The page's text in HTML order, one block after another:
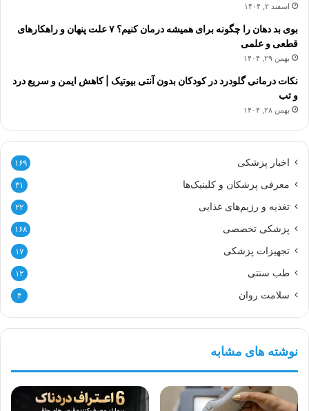
اسفند ۲, ۱۴۰۴
بوی بد دهان را چگونه برای همیشه درمان کنیم؟ ۷ علت پنهان و راهکارهای
قطعی و علمی
بهمن ۲۹, ۱۴۰۴
نکات درمانی گلودرد در کودکان بدون آنتی بیوتیک | کاهش ایمن و سریع درد
و تب
بهمن ۲۸, ۱۴۰۴
اخبار پزشکی ۱۶۹
معرفی پزشکان و کلینیک‌ها ۳۱
تغذیه و رژیم‌های غذایی ۲۲
پزشکی تخصصی ۱۶۸
تجهیزات پزشکی ۱۷
طب سنتی ۱۲
سلامت روان ۴
نوشته های مشابه